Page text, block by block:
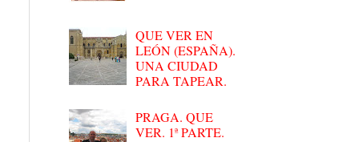
QUE VER EN
LEÓN (ESPAÑA).
UNA CIUDAD
PARA TAPEAR.
PRAGA. QUE
VER. 1ª PARTE.